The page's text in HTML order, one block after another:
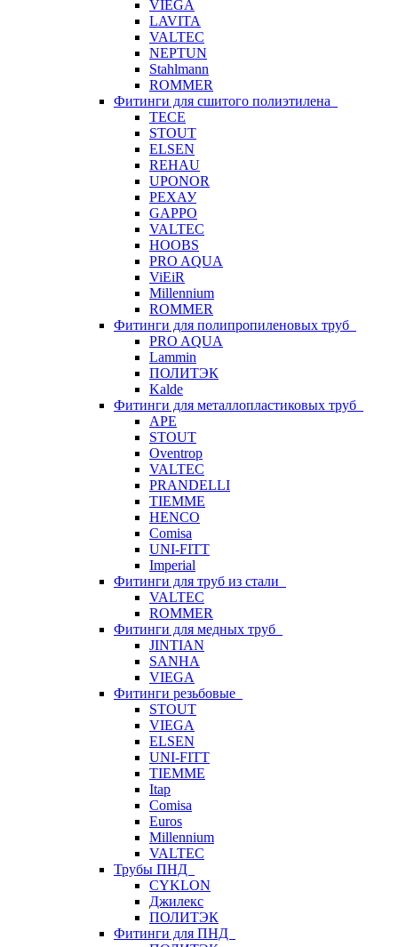
VIEGA
LAVITA
VALTEC
NEPTUN
Stahlmann
ROMMER
Фитинги для сшитого полиэтилена
TECE
STOUT
ELSEN
REHAU
UPONOR
РЕХАУ
GAPPO
VALTEC
HOOBS
PRO AQUA
ViEiR
Millennium
ROMMER
Фитинги для полипропиленовых труб
PRO AQUA
Lammin
ПОЛИТЭК
Kalde
Фитинги для металлопластиковых труб
APE
STOUT
Oventrop
VALTEC
PRANDELLI
TIEMME
HENCO
Comisa
UNI-FITT
Imperial
Фитинги для труб из стали
VALTEC
ROMMER
Фитинги для медных труб
JINTIAN
SANHA
VIEGA
Фитинги резьбовые
STOUT
VIEGA
ELSEN
UNI-FITT
TIEMME
Itap
Comisa
Euros
Millennium
VALTEC
Трубы ПНД
CYKLON
Джилекс
ПОЛИТЭК
Фитинги для ПНД